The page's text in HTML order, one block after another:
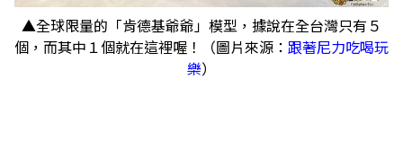
▲全球限量的「肯德基爺爺」模型，據說在全台灣只有５
個，而其中１個就在這裡喔！（圖片來源： 跟著尼力吃喝玩
樂）